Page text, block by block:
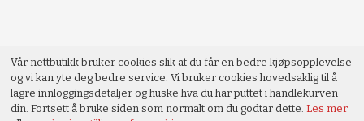
Vår nettbutikk bruker cookies slik at du får en bedre kjøpsopplevelse
og vi kan yte deg bedre service. Vi bruker cookies hovedsaklig til å
lagre innloggingsdetaljer og huske hva du har puttet i handlekurven
din. Fortsett å bruke siden som normalt om du godtar dette.Les mer